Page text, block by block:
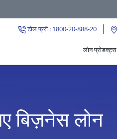
टोल फ्री : 1800-20-888-20
लोन प्रोडक्ट्स
बिज़नेस लोन